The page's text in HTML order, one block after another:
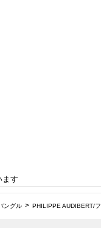
ます
ングル PHILIPPE AUDIBERT/